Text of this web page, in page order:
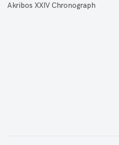
Akribos XXIV Chronograph